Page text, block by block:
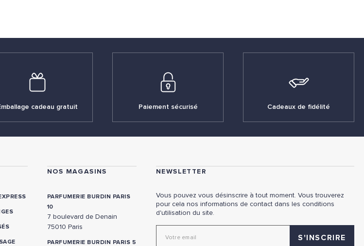
cadeau gratuit Paiement sécurisé Cadeaux de fidélité
NOS MAGASINS
PARFUMERIE BURDIN PARIS
10
7 boulevard de Denain
75010 Paris
PARFUMERIE BURDIN PARIS 5
NEWSLETTER
Vous pouvez vous désinscrire à tout moment. Vous trouverez
pour cela nos informations de contact dans les conditions
d'utilisation du site.